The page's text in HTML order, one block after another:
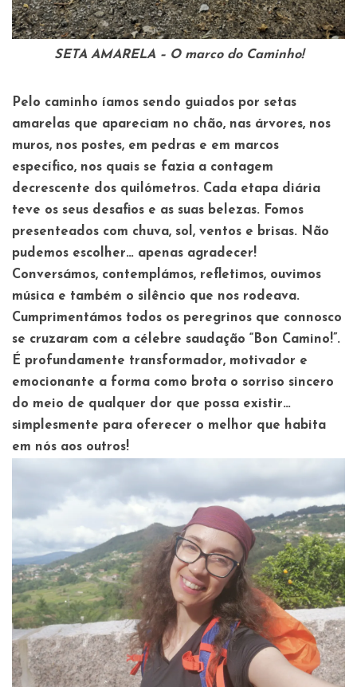
SETA AMARELA – O marco do Caminho!
Pelo caminho íamos sendo guiados por setas
amarelas que apareciam no chão, nas árvores, nos
muros, nos postes, em pedras e em marcos
específico, nos quais se fazia a contagem
decrescente dos quilómetros. Cada etapa diária
teve os seus desafios e as suas belezas. Fomos
presenteados com chuva, sol, ventos e brisas. Não
pudemos escolher… apenas agradecer!
Conversámos, contemplámos, refletimos, ouvimos
música e também o silêncio que nos rodeava.
Cumprimentámos todos os peregrinos que connosco
se cruzaram com a célebre saudação “Bon Camino!”.
É profundamente transformador, motivador e
emocionante a forma como brota o sorriso sincero
do meio de qualquer dor que possa existir…
simplesmente para oferecer o melhor que habita
em nós aos outros!